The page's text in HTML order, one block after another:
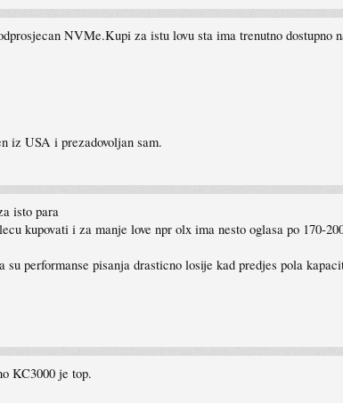
NVMe.Kupi za istu lovu sta ima trenutno dostupno
iz USA i prezadovoljan sam.
isto para
kupovati i za manje love npr olx ima nesto oglasa po 170-
su performanse pisanja drasticno losije kad predjes pola
KC3000 je top.